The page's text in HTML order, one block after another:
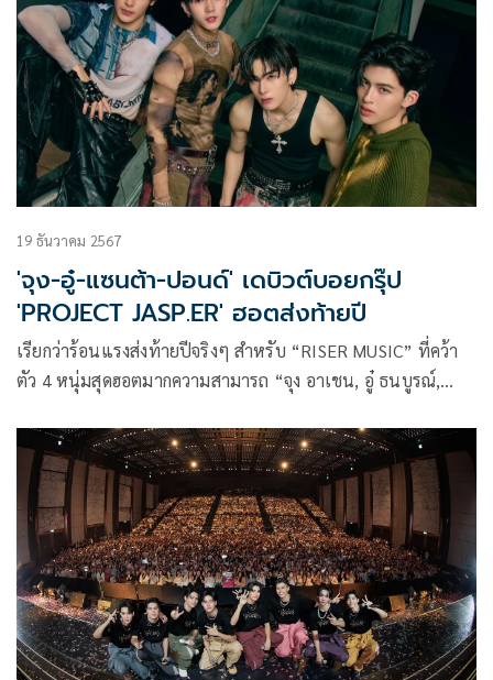
19 ธันวาคม 2567
'จุง-อู๋-แซนต้า-ปอนด์' เดบิวต์บอยกรุ๊ป
'PROJECT JASP.ER' ฮอตส่งท้ายปี
เรียกว่าร้อนแรงส่งท้ายปีจริงๆ สำหรับ “RISER MUSIC” ที่คว้า
ตัว 4 หนุ่มสุดฮอตมากความสามารถ “จุง อาเชน, อู๋ ธนบูรณ์,
ยกรุ๊ปวงใหม่ ชื่อว่า “PROJECT JASP.ER” (โปรเจกต์ แจสเปอร์)